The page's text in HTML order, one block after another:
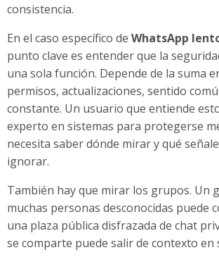
consistencia.
En el caso específico de WhatsApp
punto clave es entender que la
una sola función. Depende de la suma
permisos, actualizaciones, sentido
constante. Un usuario que entiende
experto en sistemas para protegerse
necesita saber dónde mirar y qué
ignorar.
También hay que mirar los grupos. Un
muchas personas desconocidas puede
una plaza pública disfrazada de chat
se comparte puede salir de contexto en